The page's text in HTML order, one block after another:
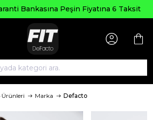
Bankasına Peşin Fiyatına 6 Taksit
Ürünleri Marka Defacto